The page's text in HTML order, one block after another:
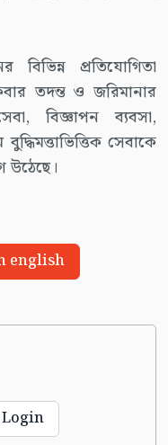
প্রতিযোগিতা
তদন্ত ও জরিমানার
বিজ্ঞাপন ব্যবসা,
সেবাকে
উঠেছে।
english
Login